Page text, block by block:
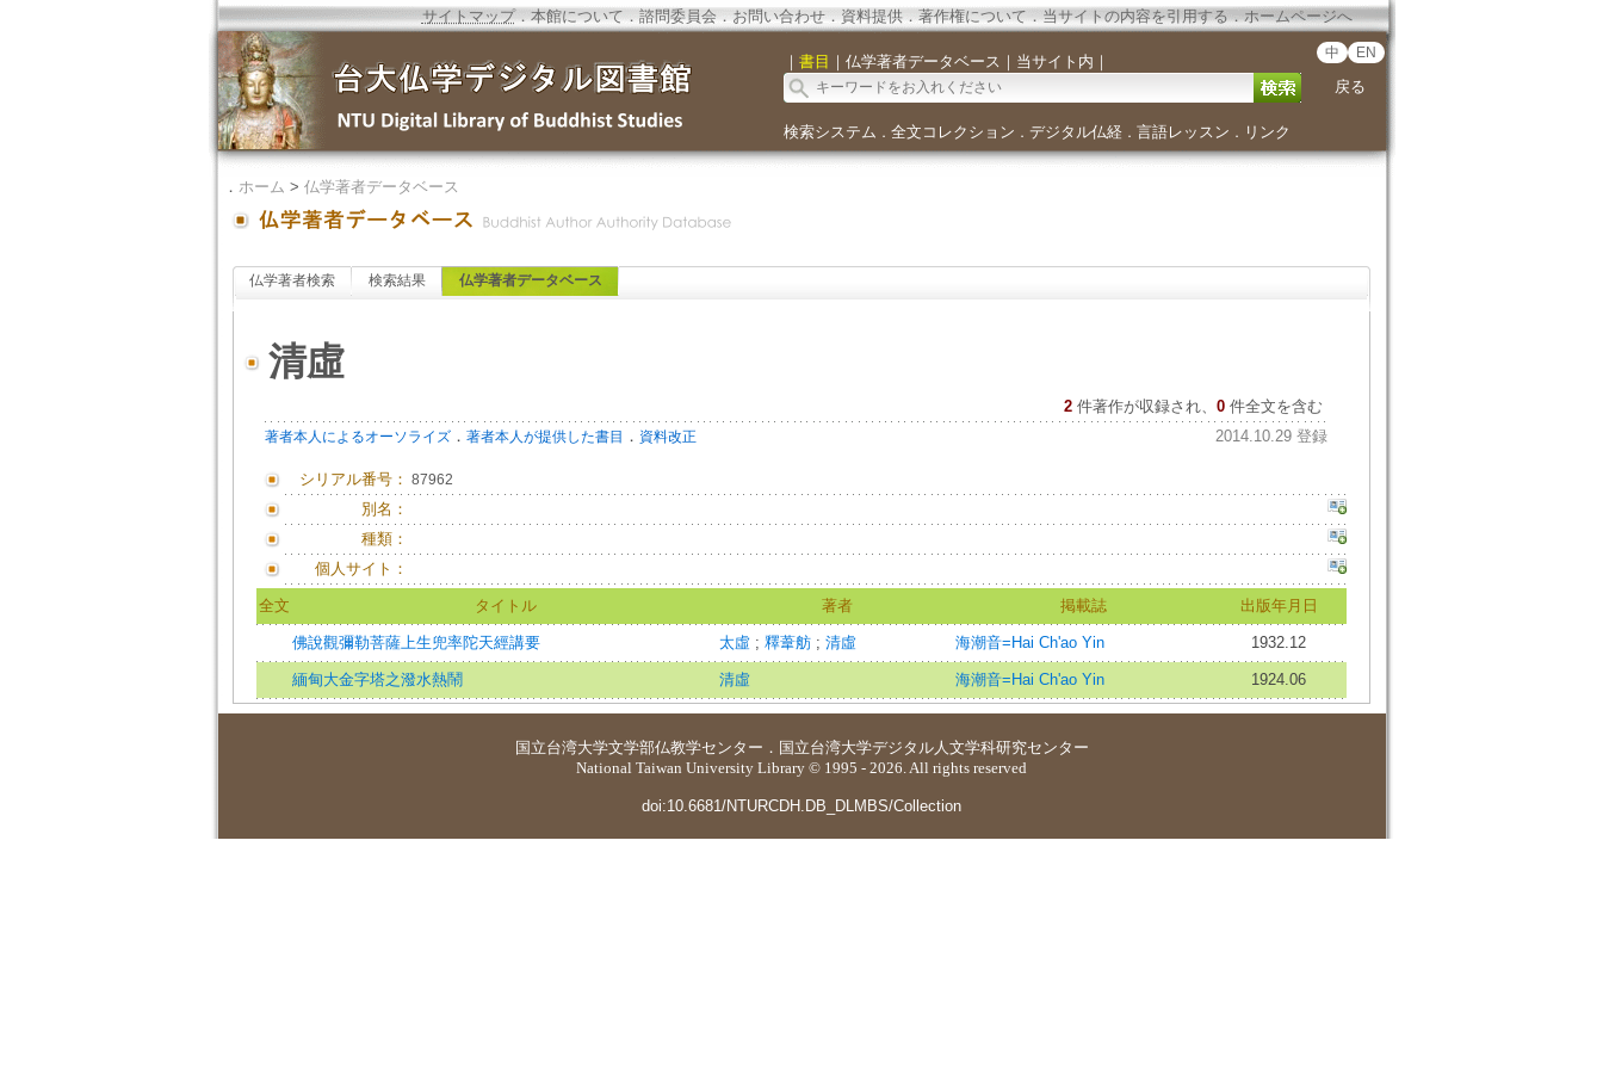
サイトマップ．本館について．諮問委員会． お問い合わせ． 資料提供．著作権について．当サイトの内容を引用する．ホームページへ
｜ 書目 ｜ 仏学著者データベース ｜ 当サイト内 ｜ 中 EN
戻る
検索システム ． 全文コレクション ． デジタル仏経． 言語レッスン ． リンク
． ホーム > 仏学著者データベース
仏学著者検索 検索結果 仏学著者データベース
清虛
2 件著作が収録され、 0件全文を含む
著者本人によるオーソライズ． 著者本人が提供した書目 ． 資料改正 2014.10.29 登録
シリアル番号： 87962
別名：
種類：
個人サイト：
全文 タイトル 著者 掲載誌 出版年月日
佛說觀彌勒菩薩上生兜率陀天經講要 太虛 ; 釋葦舫 ; 清虛 海潮音=Hai Ch'ao Yin 1932.12
緬甸大金字塔之潑水熱鬧 清虛 海潮音=Hai Ch'ao Yin 1924.06
国立台湾大学文学部仏教学センター ． 国立台湾大学デジタル人文学科研究センター
National Taiwan University Library © 1995 - 2026. All rights reserved
doi:10.6681/NTURCDH.DB_DLMBS/Collection